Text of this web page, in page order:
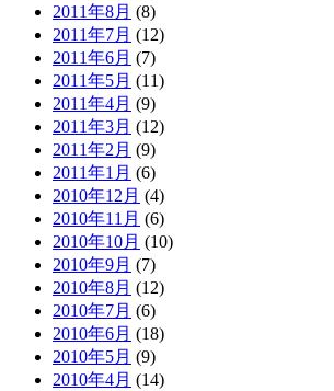
2011年8月 (8)
2011年7月 (12)
2011年6月 (7)
2011年5月 (11)
2011年4月 (9)
2011年3月 (12)
2011年2月 (9)
2011年1月 (6)
2010年12月 (4)
2010年11月 (6)
2010年10月 (10)
2010年9月 (7)
2010年8月 (12)
2010年7月 (6)
2010年6月 (18)
2010年5月 (9)
2010年4月 (14)